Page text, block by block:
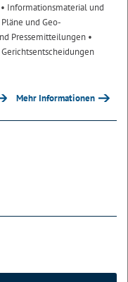
• Informationsmaterial und
Pläne und Geo-
Pressemitteilungen •
Gerichtsentscheidungen
Mehr Informationen